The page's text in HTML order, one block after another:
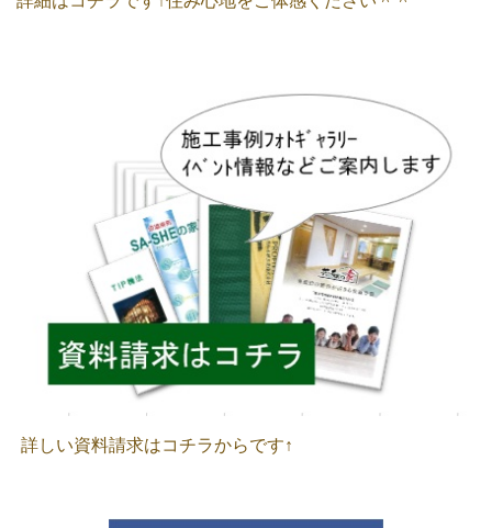
詳しい資料請求はコチラからです↑